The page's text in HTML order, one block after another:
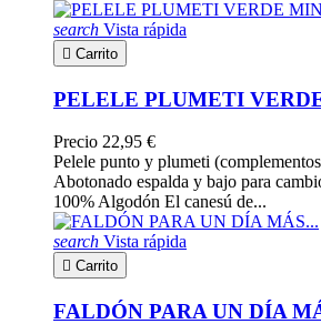
search Vista rápida
 Carrito
PELELE PLUMETI
Precio 22,95 €
Pelele punto y plumeti
Abotonado espalda y bajo para
100% Algodón El canesú de...
search Vista rápida
 Carrito
FALDÓN PARA UN DÍA